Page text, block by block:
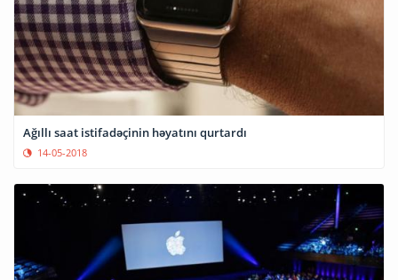
Ağıllı saat istifadəçinin həyatını qurtardı
14-05-2018